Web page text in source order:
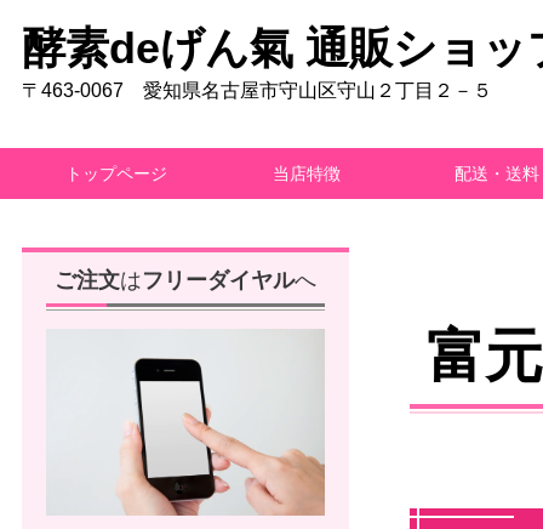
酵素deげん氣 通販ショッ
〒463-0067 愛知県名古屋市守山区守山２丁目２－５
トップページ 当店特徴 配送・送料
富
ご注文はフリーダイヤルへ